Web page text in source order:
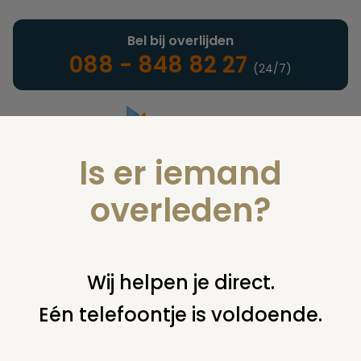
Landelijke uitvaartonderneming
Bel bij overlijden
088 - 848 82 27 (24/7)
U bent hier: home nieuws & agenda nieuws boek over
prehistorisch grafveld zutphen
Is er iemand
overleden?
Wij helpen je direct.
Eén telefoontje is voldoende.